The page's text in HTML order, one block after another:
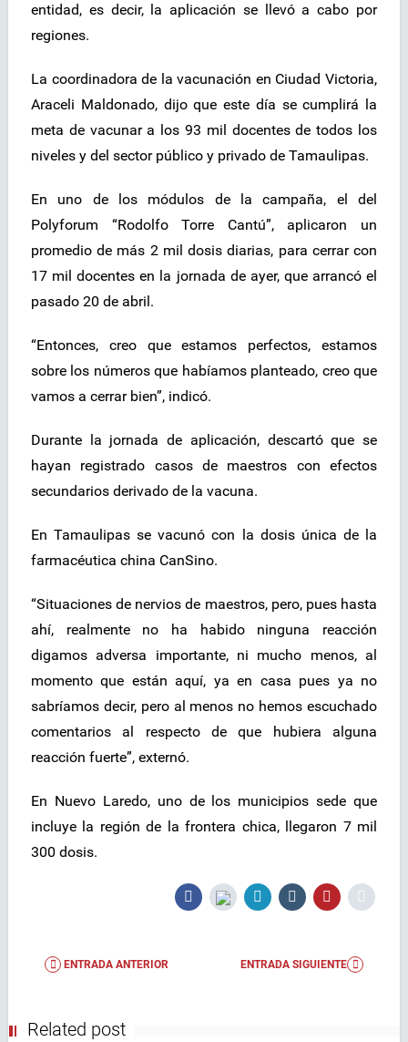
entidad, es decir, la aplicación se llevó a cabo por
regiones.
La coordinadora de la vacunación en Ciudad Victoria,
Araceli Maldonado, dijo que este día se cumplirá la
meta de vacunar a los 93 mil docentes de todos los
niveles y del sector público y privado de Tamaulipas.
En uno de los módulos de la campaña, el del
Polyforum “Rodolfo Torre Cantú”, aplicaron un
promedio de más 2 mil dosis diarias, para cerrar con
17 mil docentes en la jornada de ayer, que arrancó el
pasado 20 de abril.
“Entonces, creo que estamos perfectos, estamos
sobre los números que habíamos planteado, creo que
vamos a cerrar bien”, indicó.
Durante la jornada de aplicación, descartó que se
hayan registrado casos de maestros con efectos
secundarios derivado de la vacuna.
En Tamaulipas se vacunó con la dosis única de la
farmacéutica china CanSino.
“Situaciones de nervios de maestros, pero, pues hasta
ahí, realmente no ha habido ninguna reacción
digamos adversa importante, ni mucho menos, al
momento que están aquí, ya en casa pues ya no
sabríamos decir, pero al menos no hemos escuchado
comentarios al respecto de que hubiera alguna
reacción fuerte”, externó.
En Nuevo Laredo, uno de los municipios sede que
incluye la región de la frontera chica, llegaron 7 mil
300 dosis.
ENTRADA ANTERIOR ENTRADA SIGUIENTE
Related post